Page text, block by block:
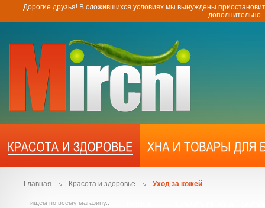
Дорогие друзья! В сложившихся условиях мы вынуждены
Главная Красота и здоровье Уход за кожей